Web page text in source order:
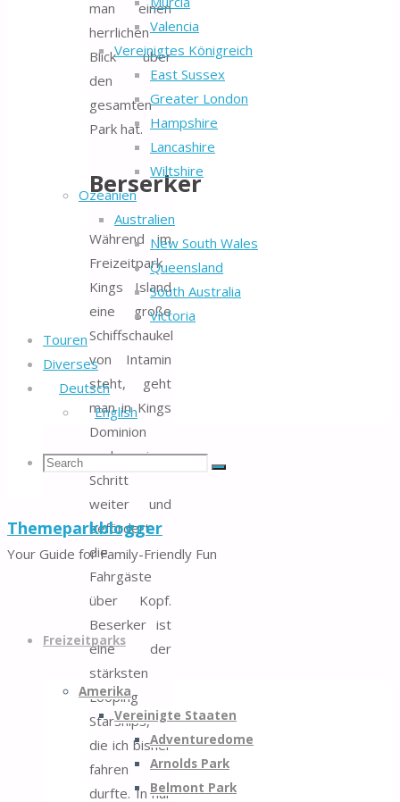
Valencia
Vereinigtes Königreich
East Sussex
Greater London
Hampshire
Lancashire
Wiltshire
Ozeanien
Australien
New South Wales
Queensland
South Australia
Victoria
Touren
Diverses
Deutsch
English
Search
Search
for:
Search
Themeparkblogger
Your Guide for Family-Friendly Fun
Freizeitparks
Amerika
Vereinigte Staaten
Adventuredome
Arnolds Park
Belmont Park
man einen
herrlichen
Blick über
den
gesamten
Park hat.
Berserker
Während im
Freizeitpark
Kings Island
eine große
Schiffschaukel
von Intamin
steht, geht
man in Kings
Dominion
noch einen
Schritt
weiter und
befördert
die
Fahrgäste
über Kopf.
Beserker ist
eine der
stärksten
Looping
Starships,
die ich bisher
fahren
durfte. In nur